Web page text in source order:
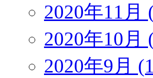
2020年11月
2020年10月
2020年9月